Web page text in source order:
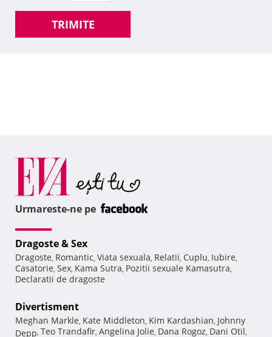
TRIMITE
Urmareste-ne pe
Dragoste & Sex
Dragoste, Romantic, Viata sexuala, Relatii, Cuplu, Iubire,
Casatorie, Sex, Kama Sutra, Pozitii sexuale Kamasutra,
Declaratii de dragoste
Divertisment
Meghan Markle, Kate Middleton, Kim Kardashian, Johnny
Depp, Teo Trandafir, Angelina Jolie, Dana Rogoz, Dani Otil,